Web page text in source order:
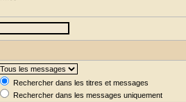
Rechercher dans les titres et messages
Rechercher dans les messages uniquement